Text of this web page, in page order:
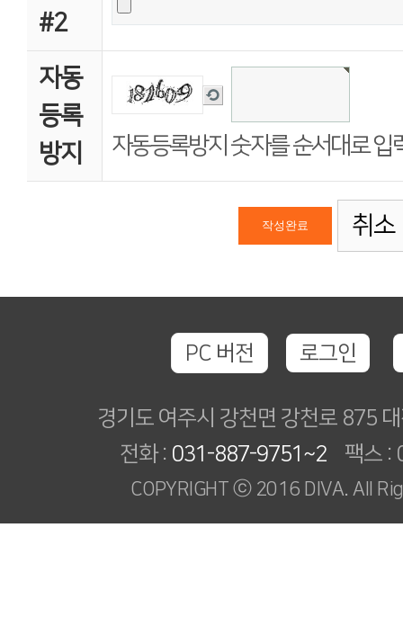
#2
자동
등록
방지
새
로
침
자동등록방지 숫자를 순서대로 입
취소
PC 버전 로그인
경기도 여주시 강천면 강천로 875
전화 : 031-887-9751~2 팩스 :
COPYRIGHT ⓒ 2016 DIVA. All